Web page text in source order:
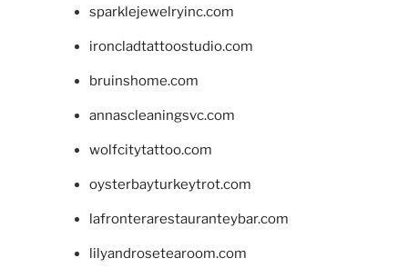
sparklejewelryinc.com
ironcladtattoostudio.com
bruinshome.com
annascleaningsvc.com
wolfcitytattoo.com
oysterbayturkeytrot.com
lafronterarestauranteybar.com
lilyandrosetearoom.com